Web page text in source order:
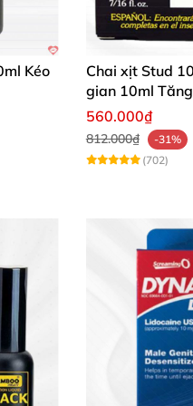
không bị kích ứng, rất
chất lượng và mùi
Sản phẩm đáng mua
Kéo
Chai xịt Stud
gian 10ml
560.000₫
812.000₫
-31%
(702)